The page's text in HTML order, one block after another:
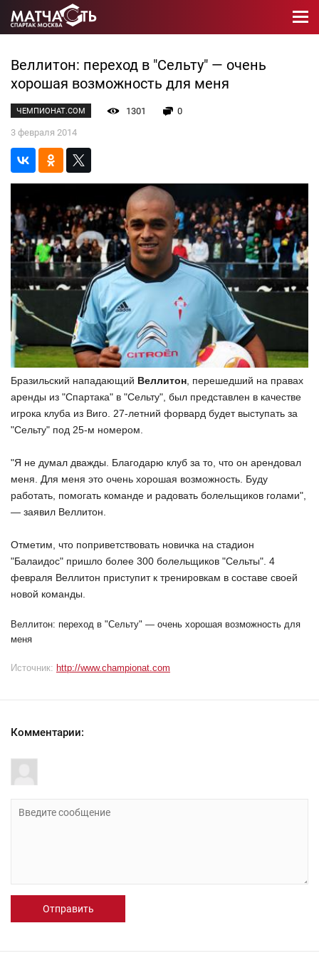
Веллитон: переход в "Сельту" — очень
хорошая возможность для меня
ЧЕМПИОНАТ.COM 1301
0
3 февраля 2014
Бразильский нападающий Веллитон , перешедший на правах
аренды из "Спартака" в "Сельту", был представлен в качестве
игрока клуба из Виго. 27-летний форвард будет выступать за
"Сельту" под 25-м номером.
"Я не думал дважды. Благодарю клуб за то, что он арендовал
меня. Для меня это очень хорошая возможность. Буду
работать, помогать команде и радовать болельщиков голами",
— заявил Веллитон.
Отметим, что поприветствовать новичка на стадион
"Балаидос" пришло более 300 болельщиков "Сельты". 4
февраля Веллитон приступит к тренировкам в составе своей
новой команды.
Веллитон: переход в "Сельту" — очень хорошая возможность для
меня
Источник: http://www.championat.com
Комментарии:
Отправить